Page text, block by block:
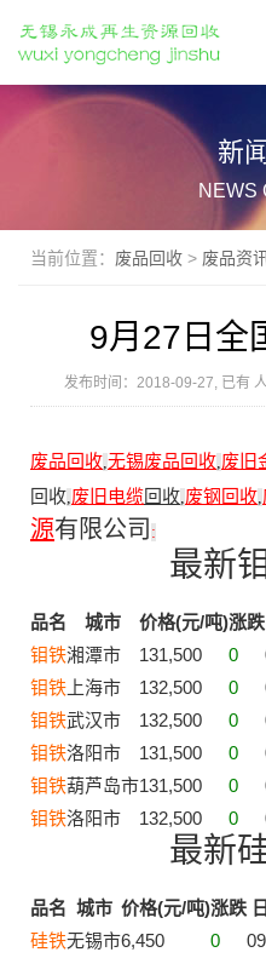
新
NEWS
当前位置： 废品回收 > 废品资讯
9月27日全
发布时间：2018-09-27, 已有
废品回收,无锡废品回收,废旧
回收,废旧电缆回收,废钢回收,
源有限公司 :
最新
品名 城市 价格(元/吨)涨跌
钼铁湘潭市 131,500 0
钼铁 上海市 132,500 0
钼铁武汉市 132,500 0
钼铁洛阳市 131,500 0
钼铁葫芦岛市131,500 0
钼铁洛阳市 132,500 0
最新
品名 城市 价格(元/吨)涨跌
硅铁无锡市6,450 0